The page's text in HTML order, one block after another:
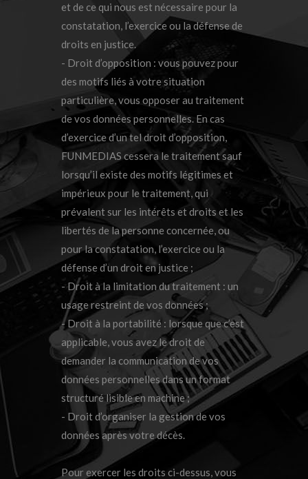
et de ce qui nous est nécessaire pour la
constatation, l’exercice ou la défense de
droits en justice.
- Droit d’opposition : vous pouvez pour
des motifs liés à votre situation
particulière, vous opposer au traitement
de vos données personnelles. En cas
d’exercice d’un tel droit d’opposition,
FUNMEDIAS cessera le traitement sauf
lorsqu’il existe des motifs légitimes et
impérieux pour le traitement, qui
prévalent sur les intérêts et droits et les
libertés de la personne concernée, ou
pour la constatation, l’exercice ou la
défense d’un droit en justice ;
- Droit à la limitation du traitement : un
usage restreint de vos données ;
- Droit à la portabilité : lorsque que c’est
applicable, vous avez le droit de
demander la communication de vos
données personnelles dans un format
structuré lisible en machine ;
- Droit d’organiser la gestion de vos
données après votre décès.
Pour exercer les droits ci-dessus, vous